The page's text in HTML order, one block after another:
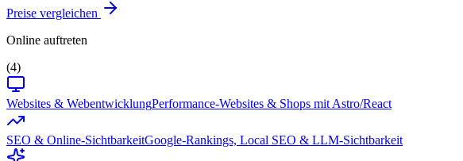
Preise vergleichen
Online auftreten
(4)
Websites & WebentwicklungPerformance-Websites & Shops mit Astro/React
SEO & Online-SichtbarkeitGoogle-Rankings, Local SEO & LLM-Sichtbarkeit